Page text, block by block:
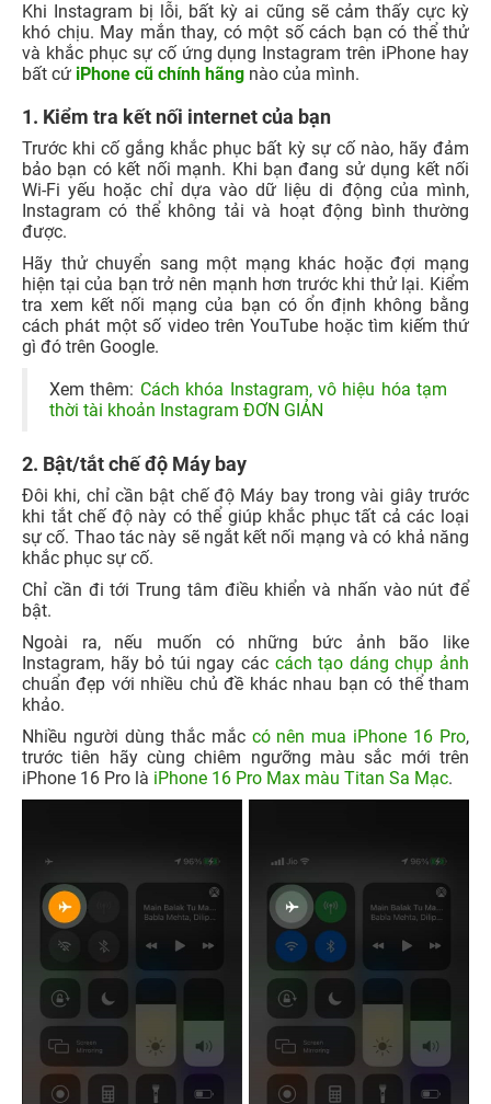
Khi Instagram bị lỗi, bất kỳ ai cũng sẽ cảm thấy cực kỳ
khó chịu. May mắn thay, có một số cách bạn có thể thử
và khắc phục sự cố ứng dụng Instagram trên iPhone hay
bất cứ iPhone cũ chính hãng nào của mình.
1. Kiểm tra kết nối internet của bạn
Trước khi cố gắng khắc phục bất kỳ sự cố nào, hãy đảm
bảo bạn có kết nối mạnh. Khi bạn đang sử dụng kết nối
Wi-Fi yếu hoặc chỉ dựa vào dữ liệu di động của mình,
Instagram có thể không tải và hoạt động bình thường
được.
Hãy thử chuyển sang một mạng khác hoặc đợi mạng
hiện tại của bạn trở nên mạnh hơn trước khi thử lại. Kiểm
tra xem kết nối mạng của bạn có ổn định không bằng
cách phát một số video trên YouTube hoặc tìm kiếm thứ
gì đó trên Google.
Xem thêm: Cách khóa Instagram, vô hiệu hóa tạm
thời tài khoản Instagram ĐƠN GIẢN
2. Bật/tắt chế độ Máy bay
Đôi khi, chỉ cần bật chế độ Máy bay trong vài giây trước
khi tắt chế độ này có thể giúp khắc phục tất cả các loại
sự cố. Thao tác này sẽ ngắt kết nối mạng và có khả năng
khắc phục sự cố.
Chỉ cần đi tới Trung tâm điều khiển và nhấn vào nút để
bật.
Ngoài ra, nếu muốn có những bức ảnh bão like
Instagram, hãy bỏ túi ngay các cách tạo dáng chụp ảnh
chuẩn đẹp với nhiều chủ đề khác nhau bạn có thể tham
khảo.
Nhiều người dùng thắc mắc có nên mua iPhone 16 Pro,
trước tiên hãy cùng chiêm ngưỡng màu sắc mới trên
iPhone 16 Pro là iPhone 16 Pro Max màu Titan Sa Mạc.